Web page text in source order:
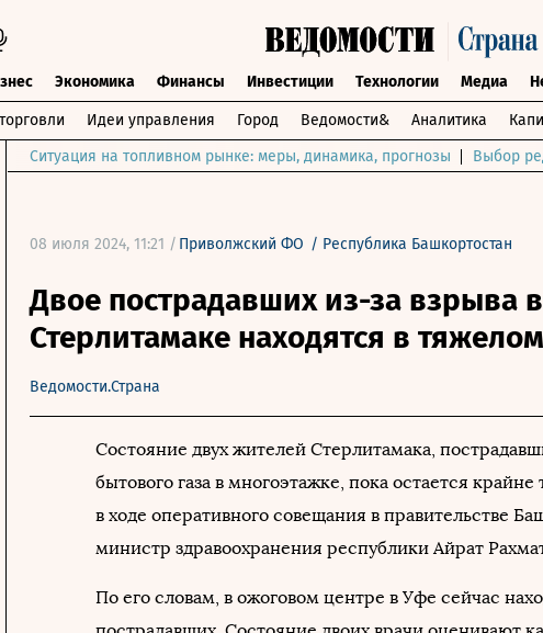
Экономика Финансы Инвестиции Технологии Медиа
Идеи управления Город Ведомости& Аналитика
Ситуация на топливном рынке: меры, динамика, прогнозы Выбор
08 июля 2024, 11:21 / Приволжский ФО / Республика Башкортостан
Двое пострадавших из-за взрыва в
Стерлитамаке находятся в
Ведомости.Страна
Состояние двух жителей Стерлитамака,
бытового газа в многоэтажке, пока остается
в ходе оперативного совещания в правительстве
министр здравоохранения республики Айрат
По его словам, в ожоговом центре в Уфе сейчас